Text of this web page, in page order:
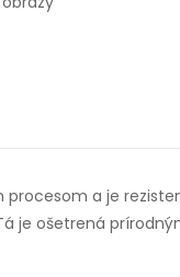
procesom a je
je ošetrená